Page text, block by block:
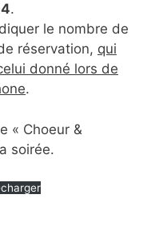
.
le nombre de
réservation, qui
donné lors de
.
« Choeur &
soirée.